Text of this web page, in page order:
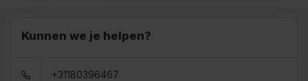
Kunnen we je helpen?
+31180396467